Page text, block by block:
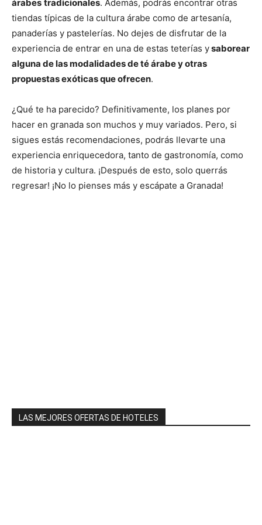
árabes tradicionales. Además, podrás encontrar otras
tiendas típicas de la cultura árabe como de artesanía,
panaderías y pastelerías. No dejes de disfrutar de la
experiencia de entrar en una de estas teterías ysaborear
alguna de las modalidades de té árabe y otras
propuestas exóticas que ofrecen.
¿Qué te ha parecido? Definitivamente, los planes por
hacer en granada son muchos y muy variados. Pero, si
sigues estás recomendaciones, podrás llevarte una
experiencia enriquecedora, tanto de gastronomía, como
de historia y cultura. ¡Después de esto, solo querrás
regresar! ¡No lo pienses más y escápate a Granada!
LAS MEJORES OFERTAS DE HOTELES